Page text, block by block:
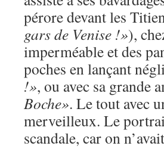
pérore devant les
gars de Venise !»),
imperméable et des
poches en lançant
!», ou avec sa grande
Boche». Le tout avec
merveilleux. Le
scandale, car on